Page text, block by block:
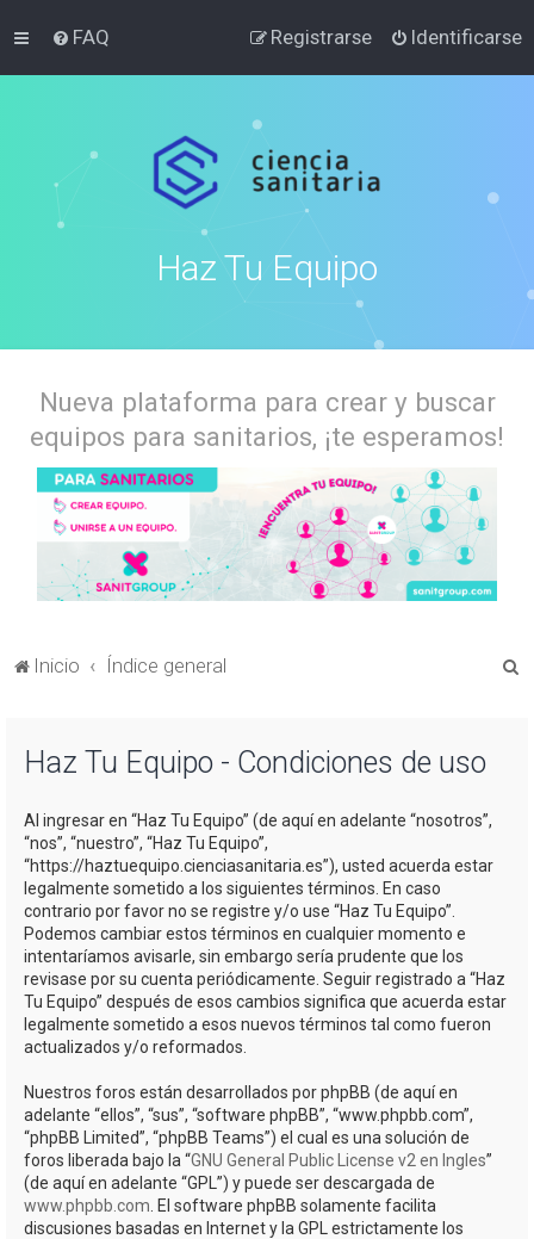
FAQ Identificarse
Registrarse
Haz Tu Equipo
Nueva plataforma para crear y buscar
equipos para sanitarios, ¡te esperamos!
Inicio Índice general
Haz Tu Equipo - Condiciones de uso
Al ingresar en “Haz Tu Equipo” (de aquí en adelante “nosotros”,
“nos”, “nuestro”, “Haz Tu Equipo”,
“https://haztuequipo.cienciasanitaria.es”), usted acuerda estar
legalmente sometido a los siguientes términos. En caso
contrario por favor no se registre y/o use “Haz Tu Equipo”.
Podemos cambiar estos términos en cualquier momento e
intentaríamos avisarle, sin embargo sería prudente que los
revisase por su cuenta periódicamente. Seguir registrado a “Haz
Tu Equipo” después de esos cambios significa que acuerda estar
legalmente sometido a esos nuevos términos tal como fueron
actualizados y/o reformados.
Nuestros foros están desarrollados por phpBB (de aquí en
adelante “ellos”, “sus”, “software phpBB”, “www.phpbb.com”,
“phpBB Limited”, “phpBB Teams”) el cual es una solución de
foros liberada bajo la “GNU General Public License v2 en Ingles”
(de aquí en adelante “GPL”) y puede ser descargada de
www.phpbb.com . El software phpBB solamente facilita
discusiones basadas en Internet y la GPL estrictamente los